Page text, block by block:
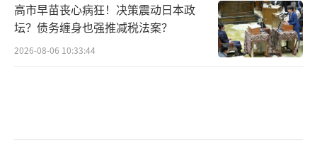
高市早苗丧心病狂！决策震动日本政
坛？债务缠身也强推减税法案？
2026-08-06 10:33:44